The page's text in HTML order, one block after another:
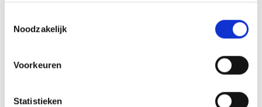
Informatie verzamelen over uw geografische
Uw apparaat identificeren door het actief te
scannen op specifieke eigenschappen (fingerprinting)
verwerkt en stel uw voorkeuren in het
detailgedeelte in.
Noodzakelijk
Voorkeuren
Statistieken
EAN code
€20,58
Bestel